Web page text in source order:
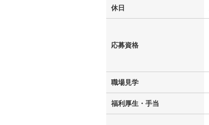
休日
応募資格
職場見学
福利厚生・手当